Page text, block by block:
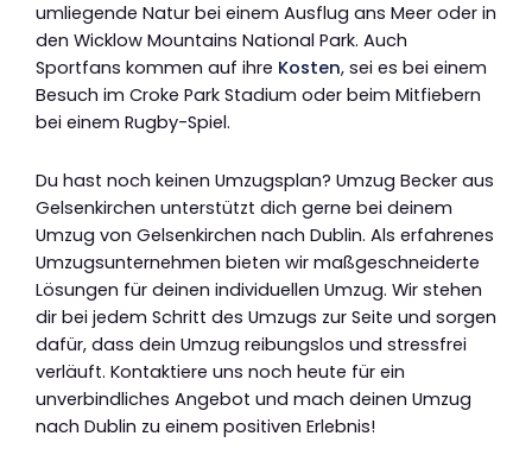
umliegende Natur bei einem Ausflug ans Meer oder in
den Wicklow Mountains National Park. Auch
Sportfans kommen auf ihre Kosten, sei es bei einem
Besuch im Croke Park Stadium oder beim Mitfiebern
bei einem Rugby-Spiel.
Du hast noch keinen Umzugsplan? Umzug Becker aus
Gelsenkirchen unterstützt dich gerne bei deinem
Umzug von Gelsenkirchen nach Dublin. Als erfahrenes
Umzugsunternehmen bieten wir maßgeschneiderte
Lösungen für deinen individuellen Umzug. Wir stehen
dir bei jedem Schritt des Umzugs zur Seite und sorgen
dafür, dass dein Umzug reibungslos und stressfrei
verläuft. Kontaktiere uns noch heute für ein
unverbindliches Angebot und mach deinen Umzug
nach Dublin zu einem positiven Erlebnis!